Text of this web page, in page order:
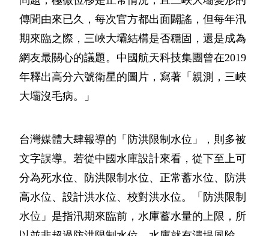
傳聞由來已久，每次官方都出面闢謠，但每年汛
期來臨之際，三峽大壩結構是否穩固，還是成為
網友最關心的議題。中國航天科技集團曾在2019
年釋出高分六號衛星的圖片，寫著「親測，三峽
大壩沒毛病。」
台灣媒體大肆報導的「防洪限制水位」，則多被
文字誤導。若從中國水庫設計來看，從下至上可
分為死水位、防洪限制水位、正常蓄水位、防洪
高水位、設計洪水位、校對洪水位。「防洪限制
水位」是指汛期來臨前，水庫蓄水量的上限，所